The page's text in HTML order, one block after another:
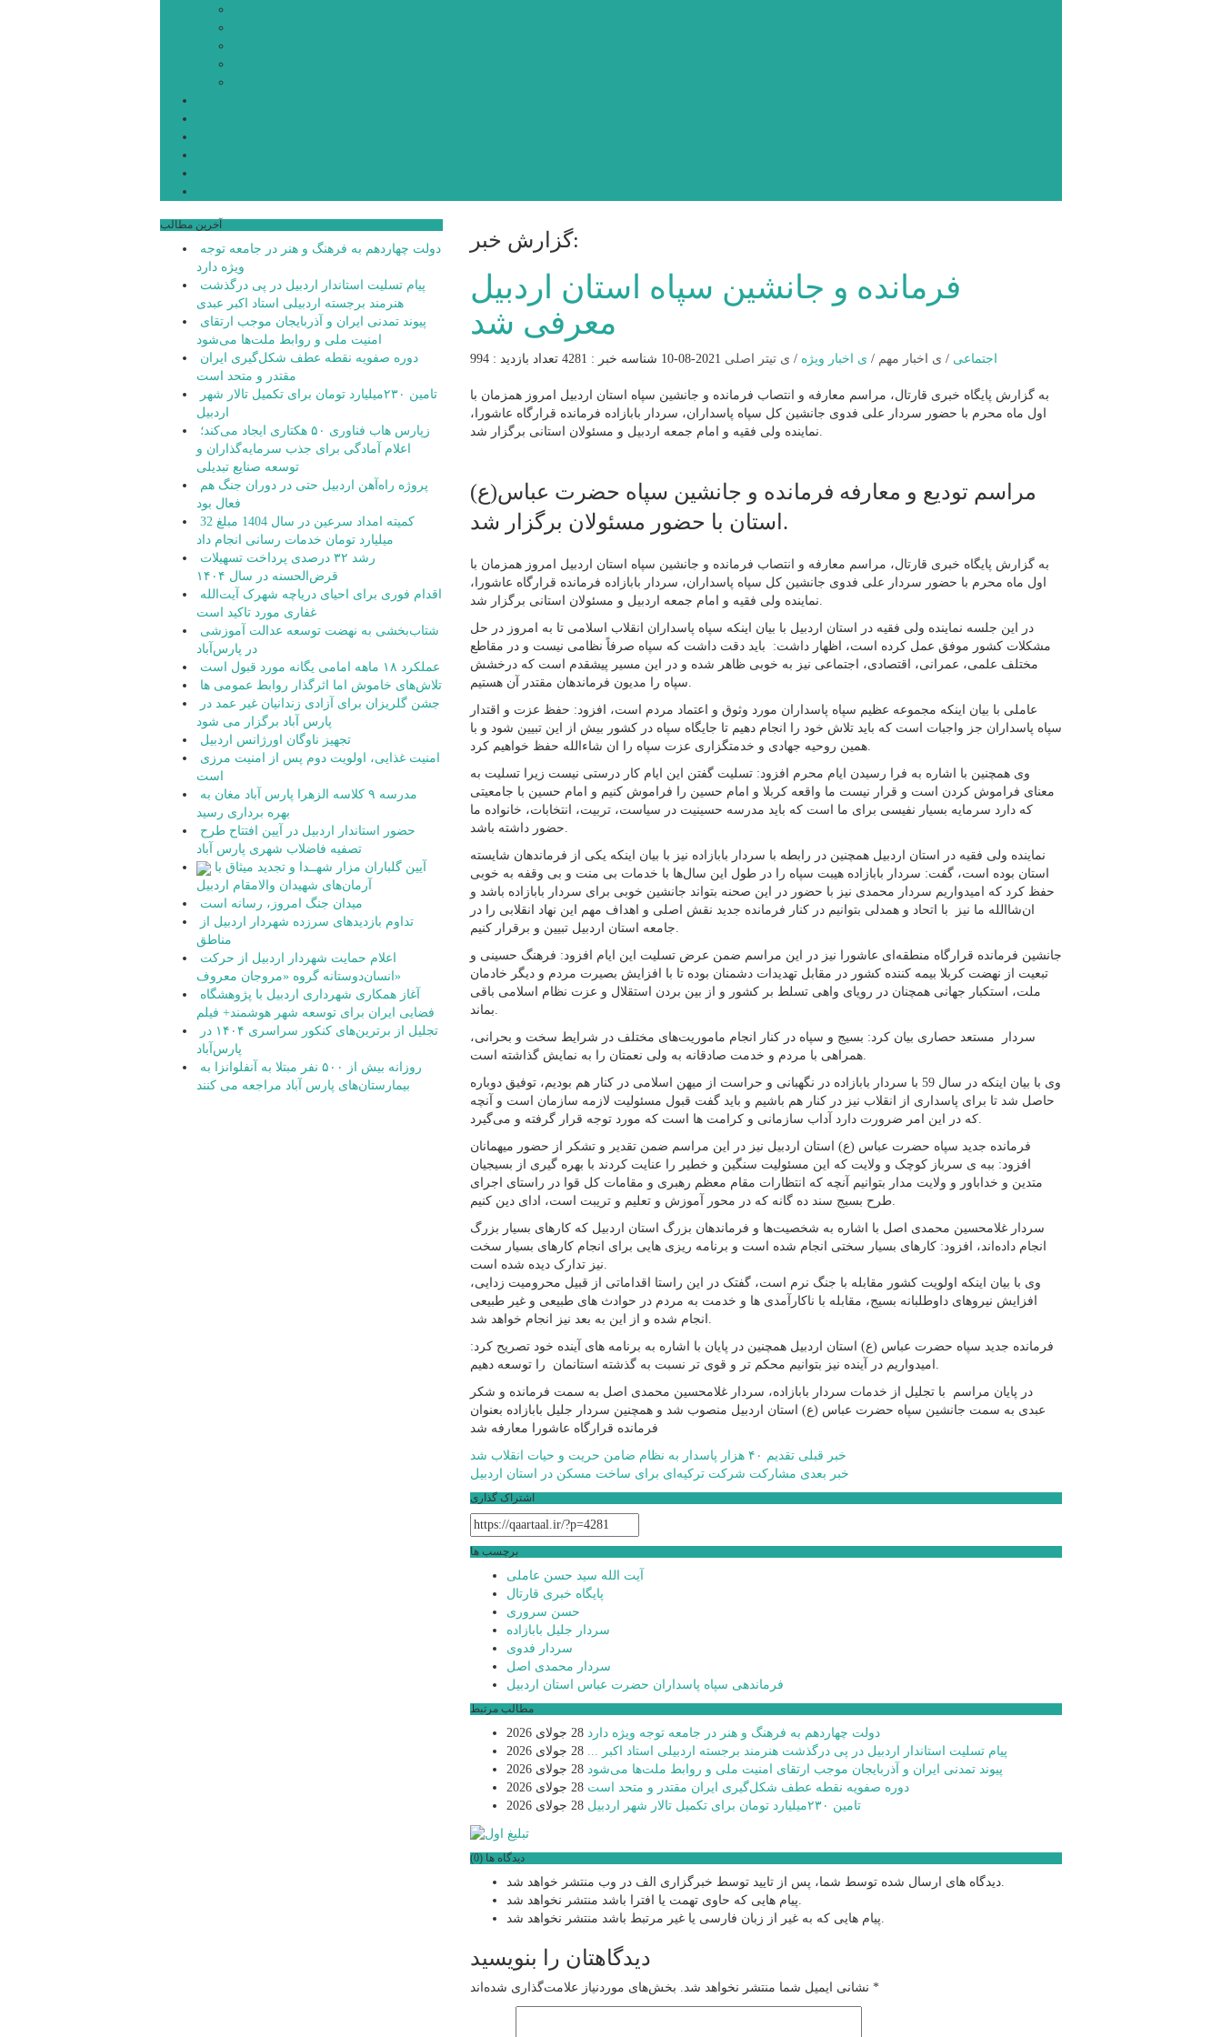
گزارش خبر:
فرمانده و جانشین سپاه استان اردبیل
اجتماعی / ی اخبار مهم / ی اخبار ویژه / ی تیتر اصلی 2021-08-10 شناسه خبر : 4281 تعداد بازدید : 994
به گزارش پایگاه خبری قارتال، مراسم معارفه و انتصاب فرمانده و جانشین سپاه استان اردبیل امروز همزمان با
اول ماه محرم با حضور سردار علی فدوی جانشین کل سپاه پاسداران، سردار بابازاده فرمانده قرارگاه عاشورا،
نماینده ولی فقیه و امام جمعه اردبیل و مسئولان استانی برگزار شد.
مراسم تودیع و معارفه فرمانده و جانشین سپاه حضرت عباس(ع)
استان با حضور مسئولان برگزار شد.
به گزارش پایگاه خبری قارتال، مراسم معارفه و انتصاب فرمانده و جانشین سپاه استان اردبیل امروز همزمان با
اول ماه محرم با حضور سردار علی فدوی جانشین کل سپاه پاسداران، سردار بابازاده فرمانده قرارگاه عاشورا،
نماینده ولی فقیه و امام جمعه اردبیل و مسئولان استانی برگزار شد.
در این جلسه نماینده ولی فقیه در استان اردبیل با بیان اینکه سپاه پاسداران انقلاب اسلامی تا به امروز در حل
مشکلات کشور موفق عمل کرده است، اظهار داشت: باید دقت داشت که سپاه صرفاً نظامی نیست و در مقاطع
مختلف علمی، عمرانی، اقتصادی، اجتماعی نیز به خوبی ظاهر شده و در این مسیر پیشقدم است که درخشش
سپاه را مدیون فرماندهان مقتدر آن هستیم.
عاملی با بیان اینکه مجموعه عظیم سپاه پاسداران مورد وثوق و اعتماد مردم است، افزود: حفظ عزت و اقتدار
سپاه پاسداران جز واجبات است که باید تلاش خود را انجام دهیم تا جایگاه سپاه در کشور بیش از این تبیین شود و با
همین روحیه جهادی و خدمتگزاری عزت سپاه را ان شاءالله حفظ خواهیم کرد.
وی همچنین با اشاره به فرا رسیدن ایام محرم افزود: تسلیت گفتن این ایام کار درستی نیست زیرا تسلیت به
معنای فراموش کردن است و قرار نیست ما واقعه کربلا و امام حسین را فراموش کنیم و امام حسین با جامعیتی
که دارد سرمایه بسیار نفیسی برای ما است که باید مدرسه حسینیت در سیاست، تربیت، انتخابات، خانواده ما
حضور داشته باشد.
نماینده ولی فقیه در استان اردبیل همچنین در رابطه با سردار بابازاده نیز با بیان اینکه یکی از فرماندهان شایسته
استان بوده است، گفت: سردار بابازاده هیبت سپاه را در طول این سال‌ها با خدمات بی منت و بی وقفه به خوبی
حفظ کرد که امیدواریم سردار محمدی نیز با حضور در این صحنه بتواند جانشین خوبی برای سردار بابازاده باشد و
ان‌شاالله ما نیز با اتحاد و همدلی بتوانیم در کنار فرمانده جدید نقش اصلی و اهداف مهم این نهاد انقلابی را در
جامعه استان اردبیل تبیین و برقرار کنیم.
جانشین فرمانده قرارگاه منطقه‌ای عاشورا نیز در این مراسم ضمن عرض تسلیت این ایام افزود: فرهنگ حسینی و
تبعیت از نهضت کربلا بیمه کننده کشور در مقابل تهدیدات دشمنان بوده تا با افزایش بصیرت مردم و دیگر خادمان
ملت، استکبار جهانی همچنان در رویای واهی تسلط بر کشور و از بین بردن استقلال و عزت نظام اسلامی باقی
بماند.
سردار مستعد حصاری بیان کرد: بسیج و سپاه در کنار انجام ماموریت‌های مختلف در شرایط سخت و بحرانی،
همراهی با مردم و خدمت صادقانه به ولی نعمتان را به نمایش گذاشته است‌.
وی با بیان اینکه در سال 59 با سردار بابازاده در نگهبانی و حراست از میهن اسلامی در کنار هم بودیم، توفیق دوباره
حاصل شد تا برای پاسداری از انقلاب نیز در کنار هم باشیم و باید گفت قبول مسئولیت لازمه سازمان است و آنچه
که در این امر ضرورت دارد آداب سازمانی و کرامت ها است که مورد توجه قرار گرفته و می‌گیرد.
فرمانده جدید سپاه حضرت عباس (ع) استان اردبیل نیز در این مراسم ضمن تقدیر و تشکر از حضور میهمانان
افزود: ببه ی سرباز کوچک و ولایت که این مسئولیت سنگین و خطیر را عنایت کردند با بهره گیری از بسیجیان
متدین و خداباور و ولایت مدار بتوانیم آنچه که انتظارات مقام معظم رهبری و مقامات کل قوا در راستای اجرای
طرح بسیج سند ده گانه که در محور آموزش و تعلیم و تریبت است، ادای دین کنیم.
سردار غلامحسین محمدی اصل با اشاره به شخصیت‌ها و فرماندهان بزرگ استان اردبیل که کارهای بسیار بزرگ
انجام داده‌اند، افزود: کارهای بسیار سختی انجام شده است و برنامه ریزی هایی برای انجام کارهای بسیار سخت
نیز تدارک دیده شده است.
وی با بیان اینکه اولویت کشور مقابله با جنگ نرم است، گفتک در این راستا اقداماتی از قبیل محرومیت زدایی،
افزایش نیروهای داوطلبانه بسیج، مقابله با ناکارآمدی ها و خدمت به مردم در حوادث های طبیعی و غیر طبیعی
انجام شده و از این به بعد نیز انجام خواهد شد.
فرمانده جدید سپاه حضرت عباس (ع) استان اردبیل همچنین در پایان با اشاره به برنامه های آینده خود تصریح کرد:
امیدواریم در آینده نیز بتوانیم محکم تر و قوی تر نسبت به گذشته استانمان را توسعه دهیم.
در پایان مراسم با تجلیل از خدمات سردار بابازاده، سردار غلامحسین محمدی اصل به سمت فرمانده و شکر
عبدی به سمت جانشین سپاه حضرت عباس (ع) استان اردبیل منصوب شد و همچنین سردار جلیل بابازاده بعنوان
فرمانده قرارگاه عاشورا معارفه شد
راهبری
نوشته
خبر قبلی تقدیم ۴۰ هزار پاسدار به نظام ضامن حریت و حیات انقلاب شد
خبر بعدی مشارکت شرکت ترکیه‌ای برای ساخت مسکن در استان اردبیل
اشتراک گذاری
برچسب ها
آیت الله سید حسن عاملی
پایگاه خبری قارتال
حسن سروری
سردار جلیل بابازاده
سردار فدوی
سردار محمدی اصل
فرماندهی سپاه پاسداران حضرت عباس استان اردبیل
مطالب مرتبط
دولت چهاردهم به فرهنگ و هنر در جامعه توجه ویژه دارد 28 جولای 2026
پیام تسلیت استاندار اردبیل در پی درگذشت هنرمند برجسته اردبیلی استاد اکبر ... 28 جولای 2026
پیوند تمدنی ایران و آذربایجان موجب ارتقای امنیت ملی و روابط ملت‌ها می‌شود 28 جولای 2026
دوره صفویه نقطه عطف شکل‌گیری ایران مقتدر و متحد است 28 جولای 2026
تامین ۲۳۰میلیارد تومان برای تکمیل تالار شهر اردبیل
28 جولای 2026
دیدگاه ها (0)
دیدگاه های ارسال شده توسط شما، پس از تایید توسط خبرگزاری الف در وب منتشر خواهد شد.
دیدگاهتان را بنویسید
نشانی ایمیل شما منتشر نخواهد شد. *
آخرین مطالب
ویژه دارد
هنرمند برجسته اردبیلی استاد اکبر عبدی
امنیت ملی و روابط ملت‌ها می‌شود
مقتدر و متحد است
اردبیل
اعلام آمادگی برای جذب سرمایه‌گذاران و
توسعه صنایع تبدیلی
فعال بود
کمیته امداد سرعین در سال 1404 مبلغ 32
میلیارد تومان خدمات رسانی انجام داد
قرض‌الحسنه در سال ۱۴۰۴
غفاری مورد تاکید است
در پارس‌آباد
عملکرد ۱۸ ماهه امامی یگانه مورد قبول است
تلاش‌های خاموش اما اثرگذار روابط عمومی ها
پارس آباد برگزار می شود
تجهیز ناوگان اورژانس اردبیل
است
بهره برداری رسید
تصفیه فاضلاب شهری پارس آباد
آرمان‌های شهیدان والامقام اردبیل
میدان جنگ امروز، رسانه است
مناطق
انسان‌دوستانه گروه «مروجان معروف»
فضایی ایران برای توسعه شهر هوشمند+ فیلم
بیمارستان‌های پارس آباد مراجعه می کنند